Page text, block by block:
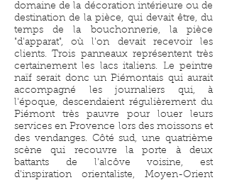
domaine de la décoration intérieure ou de
destination de la pièce, qui devait être, du
temps de la bouchonnerie, la pièce
"d'apparat", où l'on devait recevoir les
clients. Trois panneaux représentent très
certainement les lacs italiens. Le peintre
naïf serait donc un Piémontais qui aurait
accompagné les journaliers qui, à
l'époque, descendaient régulièrement du
Piémont très pauvre pour louer leurs
services en Provence lors des moissons et
des vendanges. Côté sud, une quatrième
scène qui recouvre la porte à deux
battants de l'alcôve voisine, est
d'inspiration orientaliste, Moyen-Orient